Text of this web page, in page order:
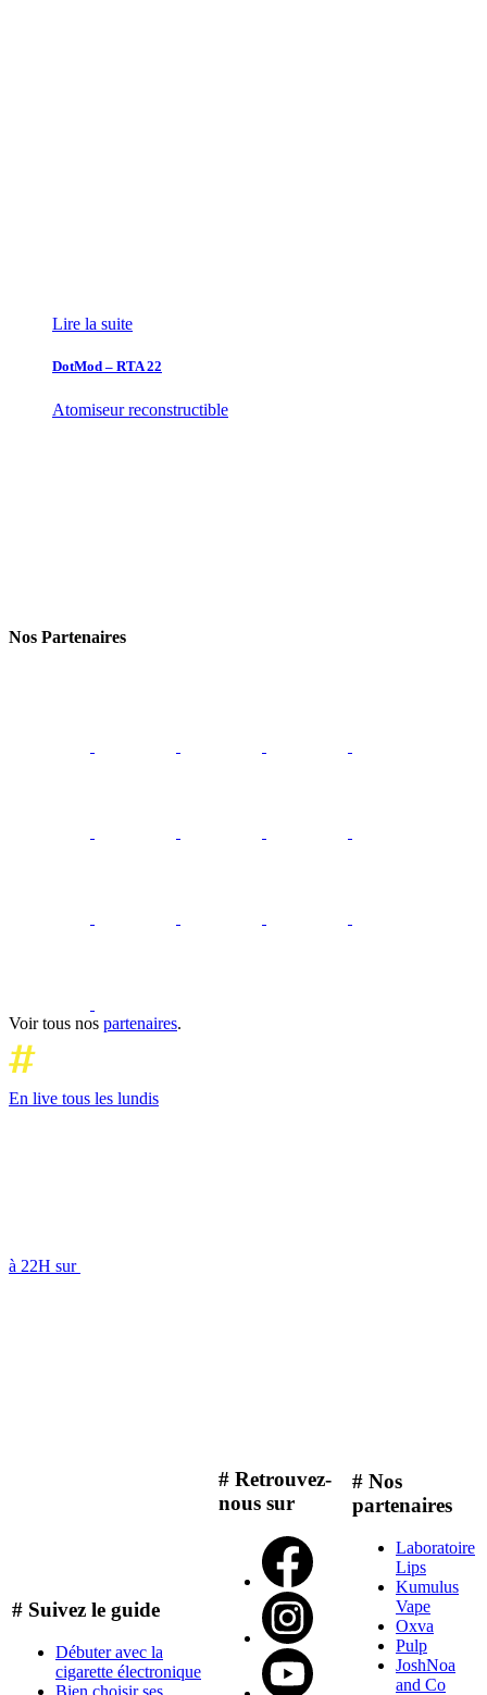
Lire la suite
DotMod – RTA 22
Atomiseur reconstructible
Nos Partenaires
Voir tous nos partenaires.
En live tous les lundis
à 22H sur
# Suivez le guide
Débuter avec la
cigarette électronique
Bien choisir ses
# Retrouvez-
nous sur
# Nos
partenaires
Laboratoire
Lips
Kumulus
Vape
Oxva
Pulp
JoshNoa
and Co